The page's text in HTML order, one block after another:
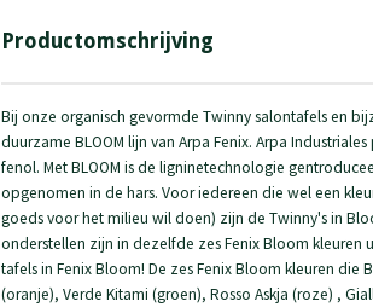
Productomschrijving
Bij onze organisch gevormde Twinny salontafels en
duurzame BLOOM lijn van Arpa Fenix. Arpa
fenol. Met BLOOM is de ligninetechnologie
opgenomen in de hars. Voor iedereen die wel een
goeds voor het milieu wil doen) zijn de Twinny's in
onderstellen zijn in dezelfde zes Fenix Bloom
tafels in Fenix Bloom! De zes Fenix Bloom kleuren
(oranje), Verde Kitami (groen), Rosso Askja (roze) ,